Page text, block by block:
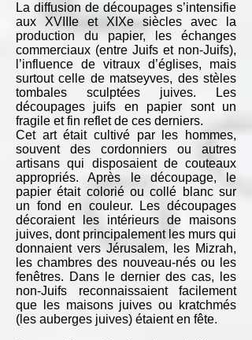
La diffusion de découpages s’intensifie
aux XVIIIe et XIXe siècles avec la
production du papier, les échanges
commerciaux (entre Juifs et non-Juifs),
l’influence de vitraux d’églises, mais
surtout celle de matseyves, des stèles
tombales sculptées juives. Les
découpages juifs en papier sont un
fragile et fin reflet de ces derniers.
Cet art était cultivé par les hommes,
souvent des cordonniers ou autres
artisans qui disposaient de couteaux
appropriés. Après le découpage, le
papier était colorié ou collé blanc sur
un fond en couleur. Les découpages
décoraient les intérieurs de maisons
juives, dont principalement les murs qui
donnaient vers Jérusalem, les Mizrah,
les chambres des nouveau-nés ou les
fenêtres. Dans le dernier des cas, les
non-Juifs reconnaissaient facilement
que les maisons juives ou kratchmés
(les auberges juives) étaient en fête.